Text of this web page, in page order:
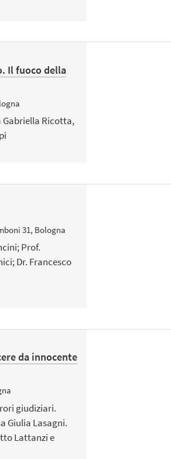
Il fuoco della
Gabriella Ricotta,
31, Bologna
Prof.
Dr. Francesco
da innocente
giudiziari.
Giulia Lasagni.
Lattanzi e